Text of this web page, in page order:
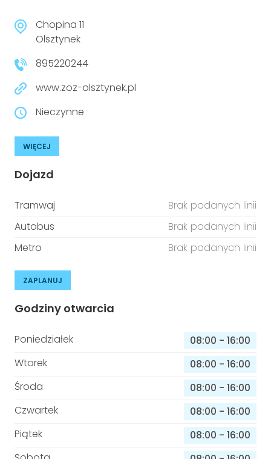
Chopina 11
Olsztynek
895220244
www.zoz-olsztynek.pl
Nieczynne
WIĘCEJ
Dojazd
Tramwaj
Brak podanych linii
Autobus
Brak podanych linii
Metro
Brak podanych linii
ZAPLANUJ
Godziny otwarcia
Poniedziałek 08:00 - 16:00
Wtorek
08:00 - 16:00
Środa
08:00 - 16:00
Czwartek
08:00 - 16:00
Piątek
08:00 - 16:00